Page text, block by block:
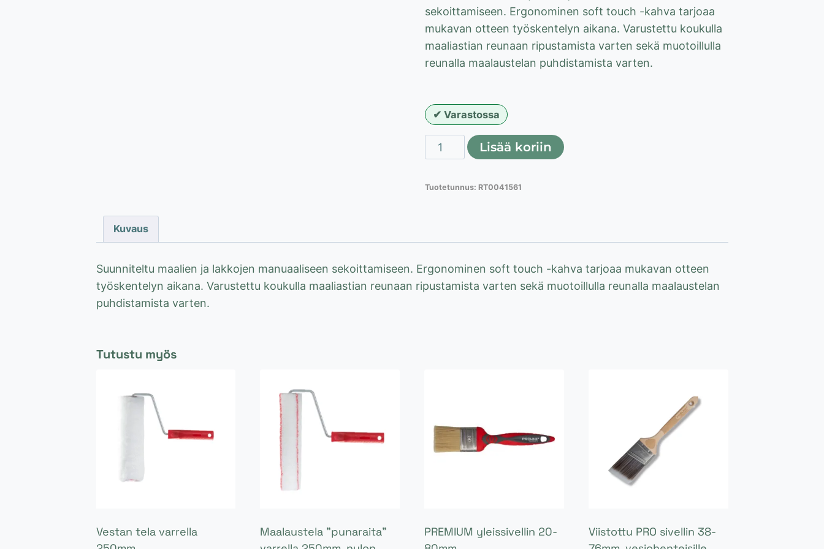
sekoittamiseen. Ergonominen soft touch -kahva tarjoaa
mukavan otteen työskentelyn aikana. Varustettu koukulla
maaliastian reunaan ripustamista varten sekä muotoillulla
reunalla maalaustelan puhdistamista varten.
Varastossa
Maalinsekoitin,
385
2-
kahva
Lisää koriin
Tuotetunnus: RT0041561
Kuvaus
Suunniteltu maalien ja lakkojen manuaaliseen sekoittamiseen. Ergonominen soft touch -kahva tarjoaa mukavan otteen
työskentelyn aikana. Varustettu koukulla maaliastian reunaan ripustamista varten sekä muotoillulla reunalla maalaustelan
puhdistamista varten.
Tutustu myös
Vestan tela varrella
Maalaustela ”punaraita”
PREMIUM yleissivellin 20-
Viistottu PRO sivellin 38-